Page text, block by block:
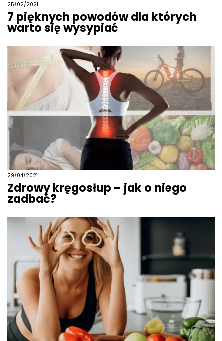
25/02/2021
7 pięknych powodów dla których
warto się wysypiać
29/04/2021
Zdrowy kręgosłup – jak o niego
zadbać?